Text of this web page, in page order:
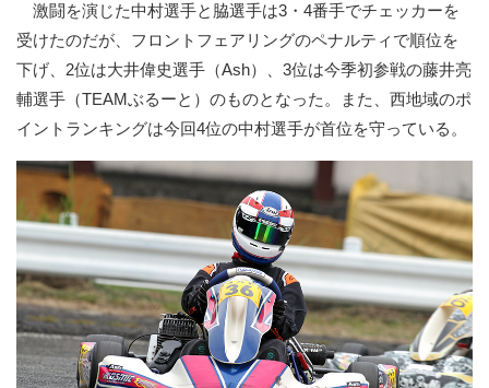
激闘を演じた中村選手と脇選手は3・4番手でチェッカーを
受けたのだが、フロントフェアリングのペナルティで順位を
下げ、2位は大井偉史選手（Ash）、3位は今季初参戦の藤井亮
輔選手（TEAMぶるーと）のものとなった。また、西地域のポ
イントランキングは今回4位の中村選手が首位を守っている。